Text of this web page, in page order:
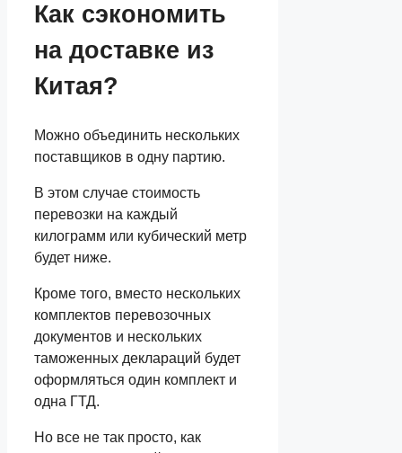
Как сэкономить
на доставке из
Китая?
Можно объединить нескольких
поставщиков в одну партию.
В этом случае стоимость
перевозки на каждый
килограмм или кубический метр
будет ниже.
Кроме того, вместо нескольких
комплектов перевозочных
документов и нескольких
таможенных деклараций будет
оформляться один комплект и
одна ГТД.
Но все не так просто, как